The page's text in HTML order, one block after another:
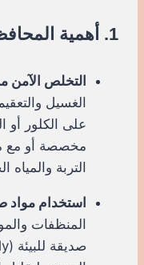
1. أهمية المحافظة على البيئة
التخلص الآمن
الغسيل
على الكلور أو
مخصصة أو مع
التربة والمياه
استخدام مواد
المنظفات